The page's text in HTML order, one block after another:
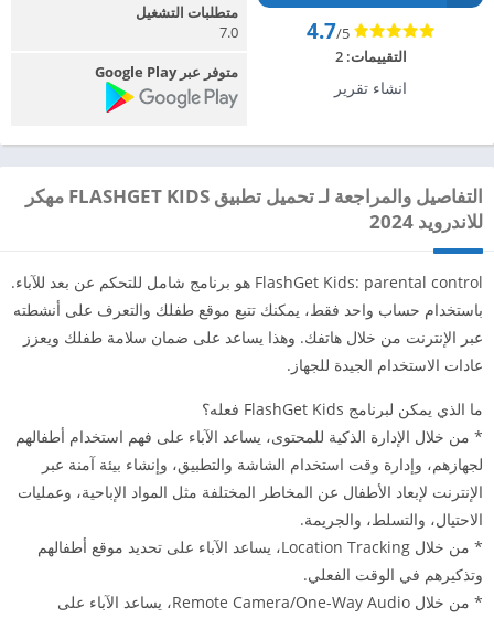
4.7/5
التقييمات:2
انشاء تقرير
متطلبات التشغيل
7.0
متوفر عبر Google Play
التفاصيل والمراجعة لـ تحميل تطبيق FLASHGET KIDS مهكر
للاندرويد 2024
FlashGet Kids: parental control هو برنامج شامل للتحكم عن بعد للآباء.
باستخدام حساب واحد فقط، يمكنك تتبع موقع طفلك والتعرف على أنشطته
عبر الإنترنت من خلال هاتفك. وهذا يساعد على ضمان سلامة طفلك ويعزز
عادات الاستخدام الجيدة للجهاز.
ما الذي يمكن لبرنامج FlashGet Kids فعله؟
* من خلال الإدارة الذكية للمحتوى، يساعد الآباء على فهم استخدام أطفالهم
لجهازهم، وإدارة وقت استخدام الشاشة والتطبيق، وإنشاء بيئة آمنة عبر
الإنترنت لإبعاد الأطفال عن المخاطر المختلفة مثل المواد الإباحية، وعمليات
الاحتيال، والتسلط، والجريمة.
* من خلال Location Tracking، يساعد الآباء على تحديد موقع أطفالهم
وتذكيرهم في الوقت الفعلي.
* من خلال Remote Camera/One-Way Audio، يساعد الآباء على